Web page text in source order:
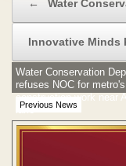
← Water
Innovative Minds
Previous News
Water Conservation
refuses NOC for metro's
construction work near
lake